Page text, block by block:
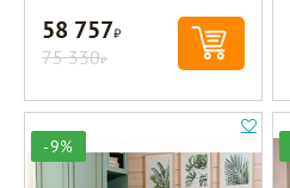
58 757Р
75 330Р
-9%